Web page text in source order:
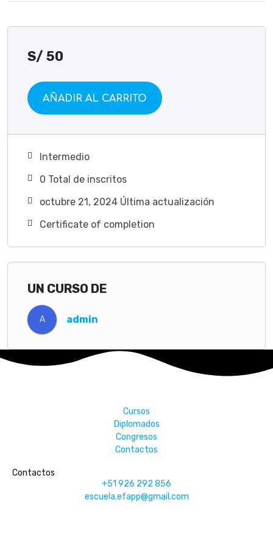
S/ 50
AÑADIR AL CARRITO
Intermedio
0 TotaI de inscritos
octubre 21, 2024 Última actualización
Certificate of completion
UN CURSO DE
A admin
Cursos
Diplomados
Congresos
Contactos
Contactos
+51 926 292 856
escuela.efapp@gmail.com